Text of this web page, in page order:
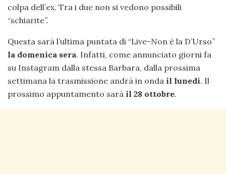
colpa dell’ex. Tra i due non si vedono possibili
“schiarite”.
Questa sarà l’ultima puntata di “Live-Non è la D’Urso”
la domenica sera. Infatti, come annunciato giorni fa
su Instagram dalla stessa Barbara, dalla prossima
settimana la trasmissione andrà in onda il lunedì. Il
prossimo appuntamento sarà il 28 ottobre.